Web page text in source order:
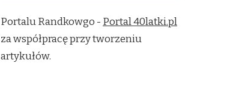
Portalu Randkowgo - Portal 40latki.pl
za współpracę przy tworzeniu
artykułów.